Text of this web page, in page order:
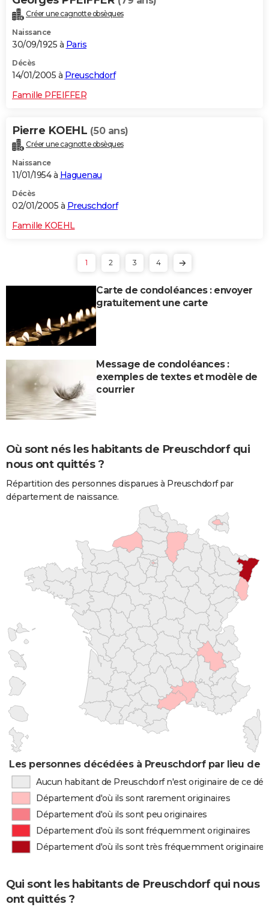
Créer une cagnotte obsèques
Naissance
30/09/1925 à Paris
Décès
14/01/2005 à Preuschdorf
Famille PFEIFFER
Pierre KOEHL (50 ans)
Créer une cagnotte obsèques
Naissance
11/01/1954 à Haguenau
Décès
02/01/2005 à Preuschdorf
Famille KOEHL
1 2 3 4
Carte de condoléances : envoyer
gratuitement une carte
Message de condoléances :
exemples de textes et modèle de
courrier
Où sont nés les habitants de Preuschdorf qui
nous ont quittés ?
Répartition des personnes disparues à Preuschdorf par
département de naissance.
Les personnes décédées à Preuschdorf par lieu de
Aucun habitant de Preuschdorf n'est originaire de ce
Département d'où ils sont rarement originaires
Département d'où ils sont peu originaires
Département d'où ils sont fréquemment originaires
Département d'où ils sont très fréquemment originaires
Qui sont les habitants de Preuschdorf qui nous
ont quittés ?